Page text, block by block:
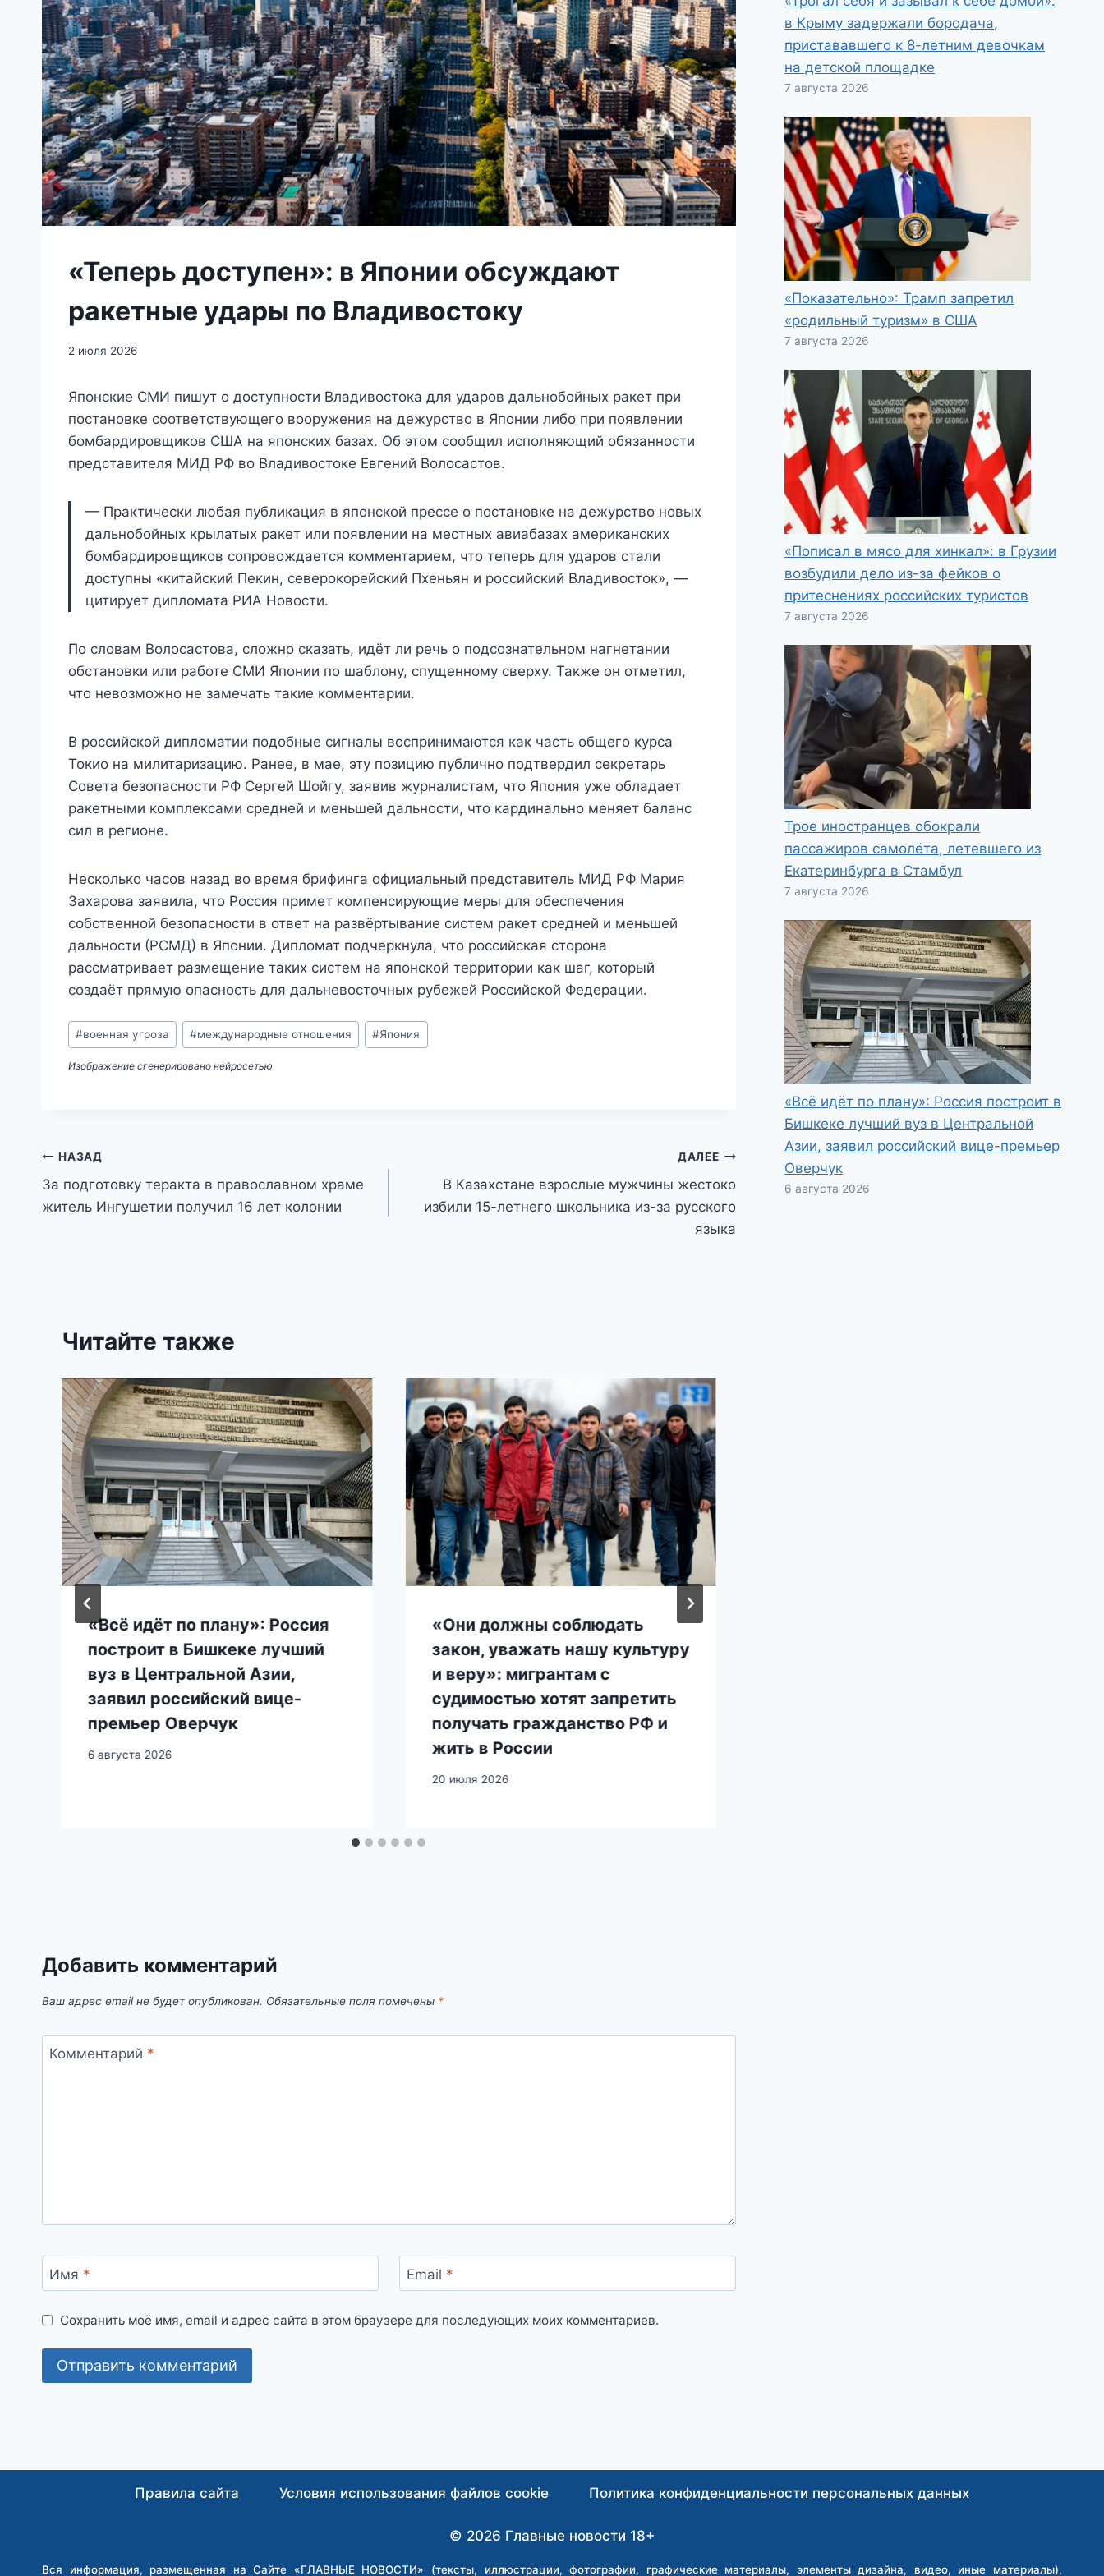
«Теперь доступен»: в Японии обсуждают
ракетные удары по Владивостоку
2 июля 2026
Японские СМИ пишут о доступности Владивостока для ударов дальнобойных ракет при
постановке соответствующего вооружения на дежурство в Японии либо при появлении
бомбардировщиков США на японских базах. Об этом сообщил исполняющий обязанности
представителя МИД РФ во Владивостоке Евгений Волосастов.
— Практически любая публикация в японской прессе о постановке на дежурство новых
дальнобойных крылатых ракет или появлении на местных авиабазах американских
бомбардировщиков сопровождается комментарием, что теперь для ударов стали
доступны «китайский Пекин, северокорейский Пхеньян и российский Владивосток», —
цитирует дипломата РИА Новости.
По словам Волосастова, сложно сказать, идёт ли речь о подсознательном нагнетании
обстановки или работе СМИ Японии по шаблону, спущенному сверху. Также он отметил,
что невозможно не замечать такие комментарии.
В российской дипломатии подобные сигналы воспринимаются как часть общего курса
Токио на милитаризацию. Ранее, в мае, эту позицию публично подтвердил секретарь
Совета безопасности РФ Сергей Шойгу, заявив журналистам, что Япония уже обладает
ракетными комплексами средней и меньшей дальности, что кардинально меняет баланс
сил в регионе.
Несколько часов назад во время брифинга официальный представитель МИД РФ Мария
Захарова заявила, что Россия примет компенсирующие меры для обеспечения
собственной безопасности в ответ на развёртывание систем ракет средней и меньшей
дальности (РСМД) в Японии. Дипломат подчеркнула, что российская сторона
рассматривает размещение таких систем на японской территории как шаг, который
создаёт прямую опасность для дальневосточных рубежей Российской Федерации.
Метки
записи:
#военная угроза #международные отношения #Япония
Изображение сгенерировано нейросетью
Навигация
по
НАЗАД
За подготовку теракта в православном храме
житель Ингушетии получил 16 лет колонии
ДАЛЕЕ
В Казахстане взрослые мужчины жестоко
избили 15-летнего школьника из-за русского
языка
Читайте также
«Всё идёт по плану»: Россия
построит в Бишкеке лучший
вуз в Центральной Азии,
заявил российский вице-
премьер Оверчук
6 августа 2026
«Они должны соблюдать
закон, уважать нашу культуру
и веру»: мигрантам с
судимостью хотят запретить
получать гражданство РФ и
жить в России
20 июля 2026
Добавить комментарий
Ваш адрес email не будет опубликован. Обязательные поля помечены *
Комментарий *
Имя * Email *
Сохранить моё имя, email и адрес сайта в этом браузере для последующих моих комментариев.
в Крыму задержали бородача,
пристававшего к 8-летним девочкам
на детской площадке
7 августа 2026
«Показательно»: Трамп запретил
«родильный туризм» в США
7 августа 2026
«Пописал в мясо для хинкал»: в Грузии
возбудили дело из-за фейков о
притеснениях российских туристов
7 августа 2026
Трое иностранцев обокрали
пассажиров самолёта, летевшего из
Екатеринбурга в Стамбул
7 августа 2026
«Всё идёт по плану»: Россия построит в
Бишкеке лучший вуз в Центральной
Азии, заявил российский вице-премьер
Оверчук
6 августа 2026
Правила сайта Условия использования файлов cookie Политика конфиденциальности персональных данных
© 2026 Главные новости 18+
Вся информация, размещенная на Сайте «ГЛАВНЫЕ НОВОСТИ» (тексты, иллюстрации, фотографии, графические материалы, элементы дизайна, видео, иные материалы),